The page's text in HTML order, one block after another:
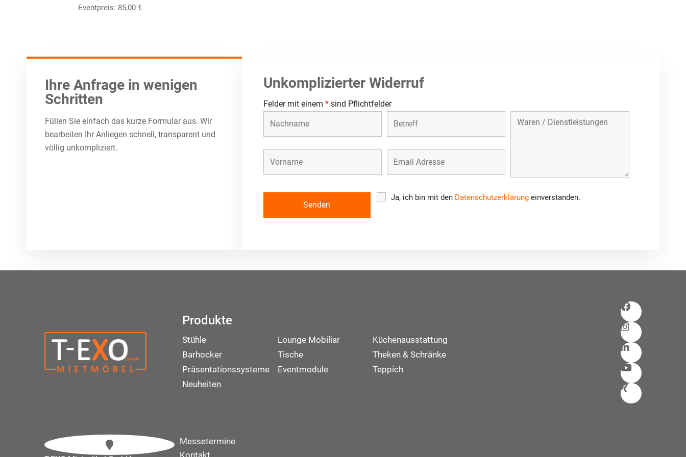
Eventpreis: 85,00€
Ihre Anfrage in wenigen
Schritten
Füllen Sie einfach das kurze Formular aus. Wir
bearbeiten Ihr Anliegen schnell, transparent und
völlig unkompliziert.
Unkomplizierter Widerruf
Felder mit einem *sind Pflichtfelder
Ja, ich bin mit den Datenschutzerklärungeinverstanden.
Produkte
Stühle Lounge Mobiliar
Küchenausstattung
Barhocker
Tische
Theken & Schränke
Präsentationssysteme
Eventmodule
Teppich
Neuheiten
Messetermine
Kontakt